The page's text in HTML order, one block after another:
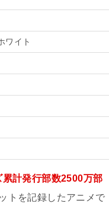
ワイト
累計発行部数2500万部
トを記録したアニメで